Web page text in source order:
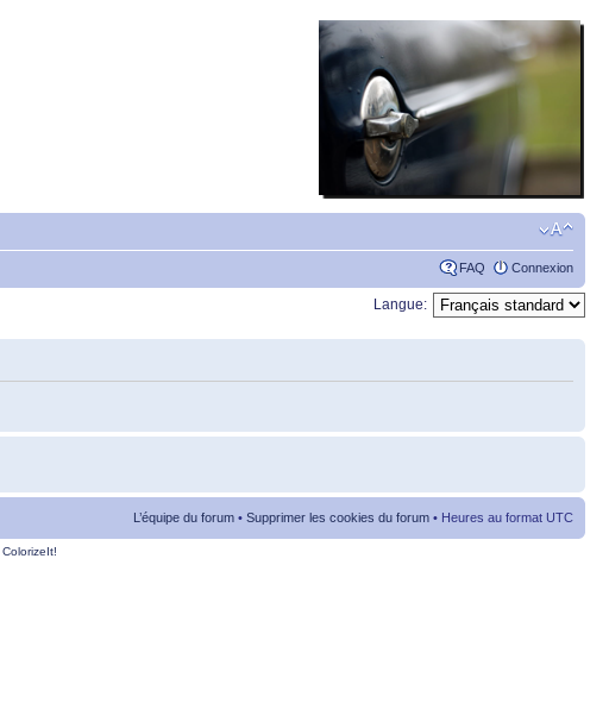
FAQ Connexion
Langue:
L’équipe du forum • Supprimer les cookies du forum • Heures au format UTC
ColorizeIt!